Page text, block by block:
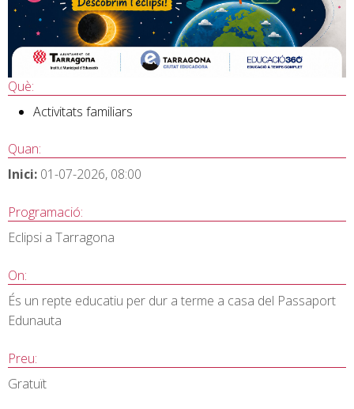
Què:
Activitats familiars
Quan:
Inici: 01-07-2026, 08:00
Programació:
Eclipsi a Tarragona
On:
És un repte educatiu per dur a terme a casa del Passaport
Edunauta
Preu:
Gratuït